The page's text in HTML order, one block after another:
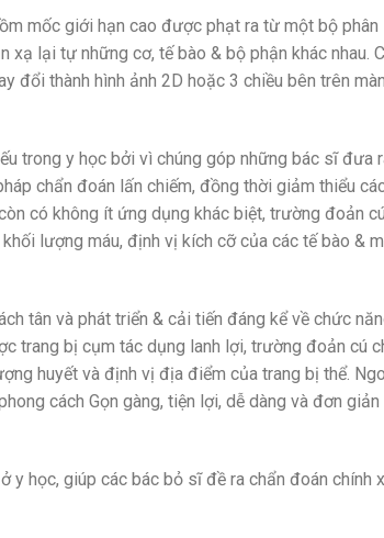
mốc giới hạn cao được phạt ra từ một bộ phân
lại tự những cơ, tế bào & bộ phận khác nhau.
đổi thành hình ảnh 2D hoặc 3 chiều bên trên
trong y học bởi vì chúng góp những bác sĩ đưa
chẩn đoán lấn chiếm, đồng thời giảm thiểu
có không ít ứng dụng khác biệt, trường đoản
lượng máu, định vị kích cỡ của các tế bào &
tân và phát triển & cải tiến đáng kể về chức
trang bị cụm tác dụng lanh lợi, trường đoản cú
huyết và định vị địa điểm của trang bị thể.
cách Gọn gàng, tiện lợi, dễ dàng và đơn giản
học, giúp các bác bỏ sĩ đề ra chẩn đoán chính